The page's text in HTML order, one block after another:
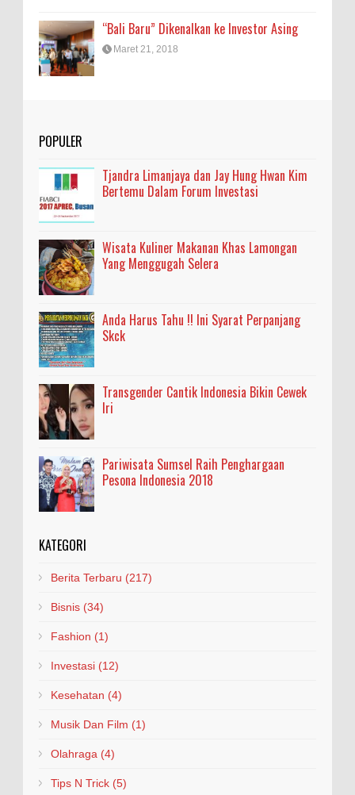
“Bali Baru” Dikenalkan ke Investor Asing
Maret 21, 2018
POPULER
Tjandra Limanjaya dan Jay Hung Hwan Kim
Bertemu Dalam Forum Investasi
Wisata Kuliner Makanan Khas Lamongan
Yang Menggugah Selera
Anda Harus Tahu !! Ini Syarat Perpanjang
Skck
Transgender Cantik Indonesia Bikin Cewek
Iri
Pariwisata Sumsel Raih Penghargaan
Pesona Indonesia 2018
KATEGORI
Berita Terbaru (217)
Bisnis (34)
Fashion (1)
Investasi (12)
Kesehatan (4)
Musik Dan Film (1)
Olahraga (4)
Tips N Trick (5)